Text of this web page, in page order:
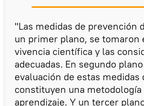
"Las medidas de prevención
un primer plano, se tomaron
vivencia científica y las
adecuadas. En segundo
evaluación de estas medidas
constituyen una metodología
aprendizaje. Y un tercer